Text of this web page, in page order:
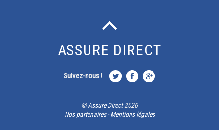
ASSURE DIRECT
Suivez-nous !
©Assure Direct2026
Nos partenaires-Mentions légales